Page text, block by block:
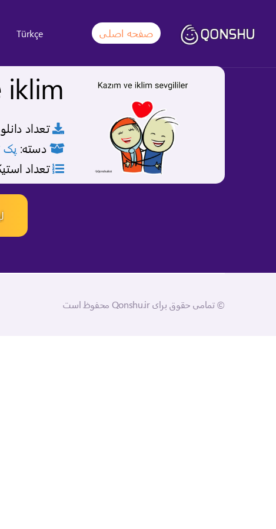
صفحه اصلی Türkçe
iklim
تعداد
دسته: پک
تعداد
© تمامی حقوق برای Qonshu.ir محفوظ است